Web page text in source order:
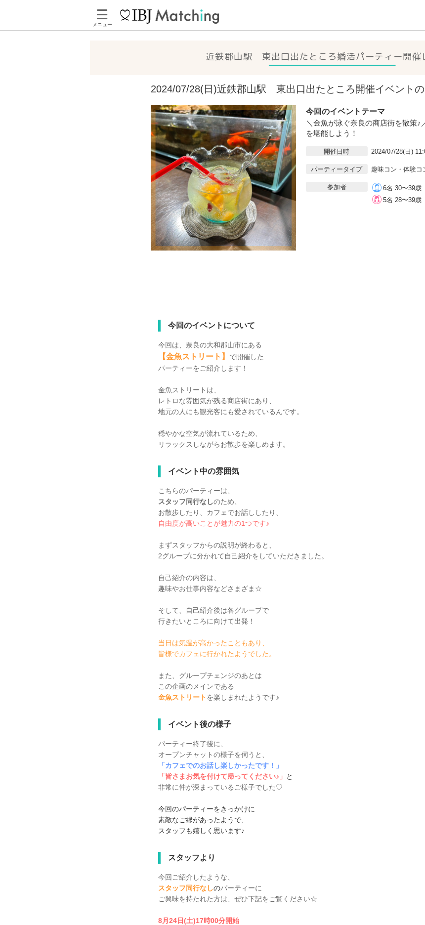
メニュー
近鉄郡山駅 東出口出たところ婚活パーティー開催
2024/07/28(日)近鉄郡山駅 東出口出たところ開催イベントの
今回のイベントテーマ
＼金魚が泳ぐ奈良の商店街を散策♪
を堪能しよう！
開催日時 2024/07/28(日)
パーティータイプ 趣味コン・体験コ
参加者
6名 30〜39歳
5名 28〜39歳
今回のイベントについて
今回は、奈良の大和郡山市にある
【金魚ストリート】
で開催した
パーティーをご紹介します！
金魚ストリートは、
レトロな雰囲気が残る商店街にあり、
地元の人にも観光客にも愛されているんです。
穏やかな空気が流れているため、
リラックスしながらお散歩を楽しめます。
イベント中の雰囲気
こちらのパーティーは、
スタッフ同行なしのため、
お散歩したり、カフェでお話ししたり、
自由度が高いことが魅力の1つです♪
まずスタッフからの説明が終わると、
2グループに分かれて自己紹介をしていただきました。
自己紹介の内容は、
趣味やお仕事内容などさまざま☆
そして、自己紹介後は各グループで
行きたいところに向けて出発！
当日は気温が高かったこともあり、
皆様でカフェに行かれたようでした。
また、グループチェンジのあとは
この企画のメインである
金魚ストリートを楽しまれたようです♪
イベント後の様子
パーティー終了後に、
オープンチャットの様子を伺うと、
「カフェでのお話し楽しかったです！」
「皆さまお気を付けて帰ってください♪」 と
非常に仲が深まっているご様子でした♡
今回のパーティーをきっかけに
素敵なご縁があったようで、
スタッフも嬉しく思います♪
スタッフより
今回ご紹介したような、
スタッフ同行なしのパーティーに
ご興味を持たれた方は、ぜひ下記をご覧ください☆
8月24日(土)17時00分開始